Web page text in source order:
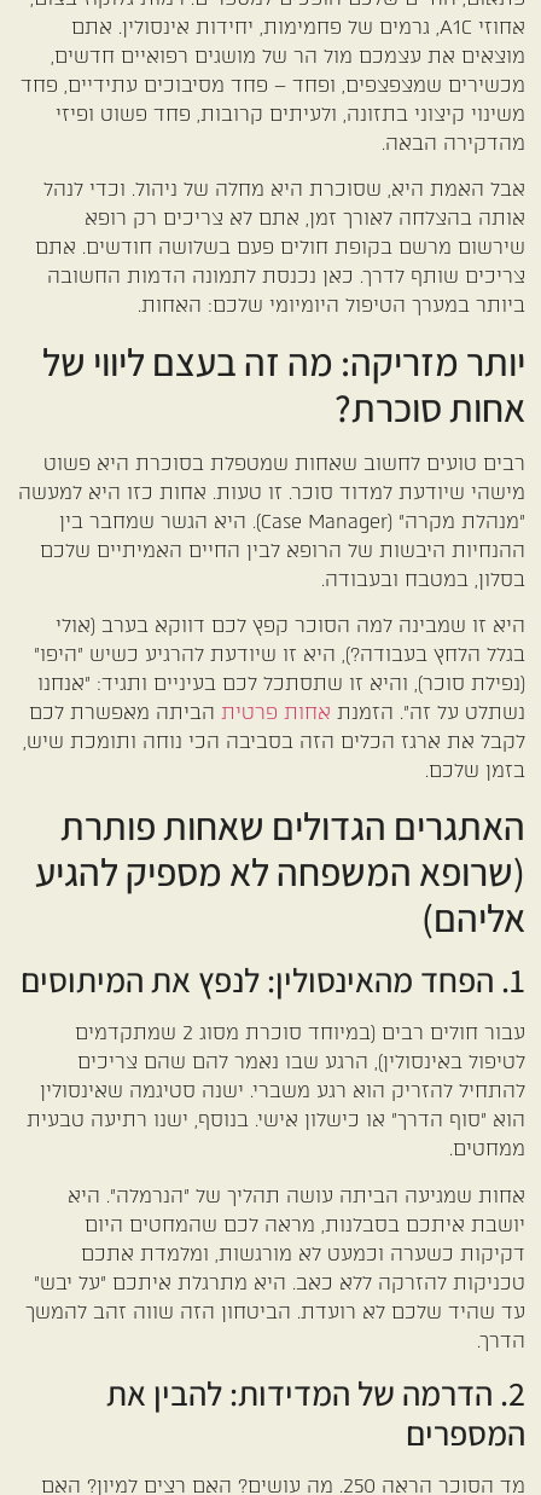
אחוזי A1C, גרמים של פחמימות, יחידות אינסולין. אתם
מוצאים את עצמכם מול הר של מושגים רפואיים חדשים,
מכשירים שמצפצפים, ופחד – פחד מסיבוכים עתידיים, פחד
משינוי קיצוני בתזונה, ולעיתים קרובות, פחד פשוט ופיזי
מהדקירה הבאה.
אבל האמת היא, שסוכרת היא מחלה של ניהול. וכדי לנהל
אותה בהצלחה לאורך זמן, אתם לא צריכים רק רופא
שירשום מרשם בקופת חולים פעם בשלושה חודשים. אתם
צריכים שותף לדרך. כאן נכנסת לתמונה הדמות החשובה
ביותר במערך הטיפול היומיומי שלכם: האחות.
יותר מזריקה: מה זה בעצם ליווי של
אחות סוכרת?
רבים טועים לחשוב שאחות שמטפלת בסוכרת היא פשוט
מישהי שיודעת למדוד סוכר. זו טעות. אחות כזו היא למעשה
"מנהלת מקרה" (Case Manager). היא הגשר שמחבר בין
ההנחיות היבשות של הרופא לבין החיים האמיתיים שלכם
בסלון, במטבח ובעבודה.
היא זו שמבינה למה הסוכר קפץ לכם דווקא בערב (אולי
בגלל הלחץ בעבודה?), היא זו שיודעת להרגיע כשיש "היפו"
(נפילת סוכר), והיא זו שתסתכל לכם בעיניים ותגיד: "אנחנו
נשתלט על זה". הזמנת אחות פרטיתהביתה מאפשרת לכם
לקבל את ארגז הכלים הזה בסביבה הכי נוחה ותומכת שיש,
בזמן שלכם.
האתגרים הגדולים שאחות פותרת
(שרופא המשפחה לא מספיק להגיע
אליהם)
1. הפחד מהאינסולין: לנפץ את המיתוסים
עבור חולים רבים (במיוחד סוכרת מסוג 2 שמתקדמים
לטיפול באינסולין), הרגע שבו נאמר להם שהם צריכים
להתחיל להזריק הוא רגע משברי. ישנה סטיגמה שאינסולין
הוא "סוף הדרך" או כישלון אישי. בנוסף, ישנו רתיעה טבעית
ממחטים.
אחות שמגיעה הביתה עושה תהליך של "הנרמלה". היא
יושבת איתכם בסבלנות, מראה לכם שהמחטים היום
דקיקות כשערה וכמעט לא מורגשות, ומלמדת אתכם
טכניקות להזרקה ללא כאב. היא מתרגלת איתכם "על יבש"
עד שהיד שלכם לא רועדת. הביטחון הזה שווה זהב להמשך
הדרך.
2. הדרמה של המדידות: להבין את
המספרים
מד הסוכר הראה 250. מה עושים? האם רצים למיון? האם